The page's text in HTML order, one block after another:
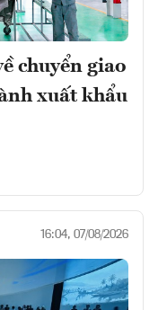
chuyển giao
xuất khẩu
16:04, 07/08/2026